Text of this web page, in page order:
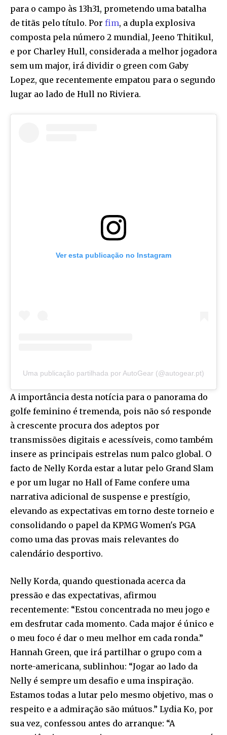
para o campo às 13h31, prometendo uma batalha
de titãs pelo título. Por fim, a dupla explosiva
composta pela número 2 mundial, Jeeno Thitikul,
e por Charley Hull, considerada a melhor jogadora
sem um major, irá dividir o green com Gaby
Lopez, que recentemente empatou para o segundo
lugar ao lado de Hull no Riviera.
Ver esta publicação no Instagram
Uma publicação partilhada por AutoGear (@autogear.pt)
A importância desta notícia para o panorama do
golfe feminino é tremenda, pois não só responde
à crescente procura dos adeptos por
transmissões digitais e acessíveis, como também
insere as principais estrelas num palco global. O
facto de Nelly Korda estar a lutar pelo Grand Slam
e por um lugar no Hall of Fame confere uma
narrativa adicional de suspense e prestígio,
elevando as expectativas em torno deste torneio e
consolidando o papel da KPMG Women's PGA
como uma das provas mais relevantes do
calendário desportivo.
Nelly Korda, quando questionada acerca da
pressão e das expectativas, afirmou
recentemente: “Estou concentrada no meu jogo e
em desfrutar cada momento. Cada major é único e
o meu foco é dar o meu melhor em cada ronda.”
Hannah Green, que irá partilhar o grupo com a
norte-americana, sublinhou: “Jogar ao lado da
Nelly é sempre um desafio e uma inspiração.
Estamos todas a lutar pelo mesmo objetivo, mas o
respeito e a admiração são mútuos.” Lydia Ko, por
sua vez, confessou antes do arranque: “A